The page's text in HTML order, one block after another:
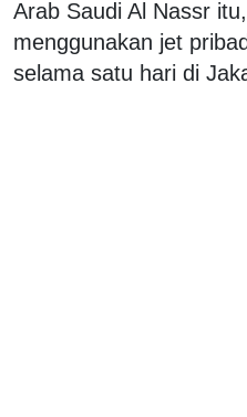
Arab Saudi Al Nassr
menggunakan jet
selama satu hari di